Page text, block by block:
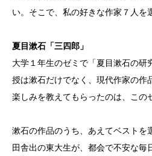
い。そこで、私の好きな作家７人を
夏目漱石「三四郎」
大学１年生のゼミで「夏目漱石の研
授は漱石だけでなく、現代作家の作
楽しみを教えてもらったのは、この
漱石の作品のうち、あえてベストを
田舎出の東大生が、都会で不安な毎